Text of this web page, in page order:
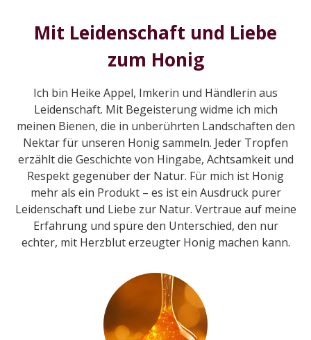
Mit Leidenschaft und Liebe
zum Honig
Ich bin Heike Appel, Imkerin und Händlerin aus
Leidenschaft. Mit Begeisterung widme ich mich
meinen Bienen, die in unberührten Landschaften den
Nektar für unseren Honig sammeln. Jeder Tropfen
erzählt die Geschichte von Hingabe, Achtsamkeit und
Respekt gegenüber der Natur. Für mich ist Honig
mehr als ein Produkt – es ist ein Ausdruck purer
Leidenschaft und Liebe zur Natur. Vertraue auf meine
Erfahrung und spüre den Unterschied, den nur
echter, mit Herzblut erzeugter Honig machen kann.